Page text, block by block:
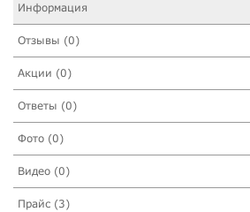
Информация
Отзывы (0)
Акции (0)
Ответы (0)
Фото (0)
Видео (0)
Прайс (3)